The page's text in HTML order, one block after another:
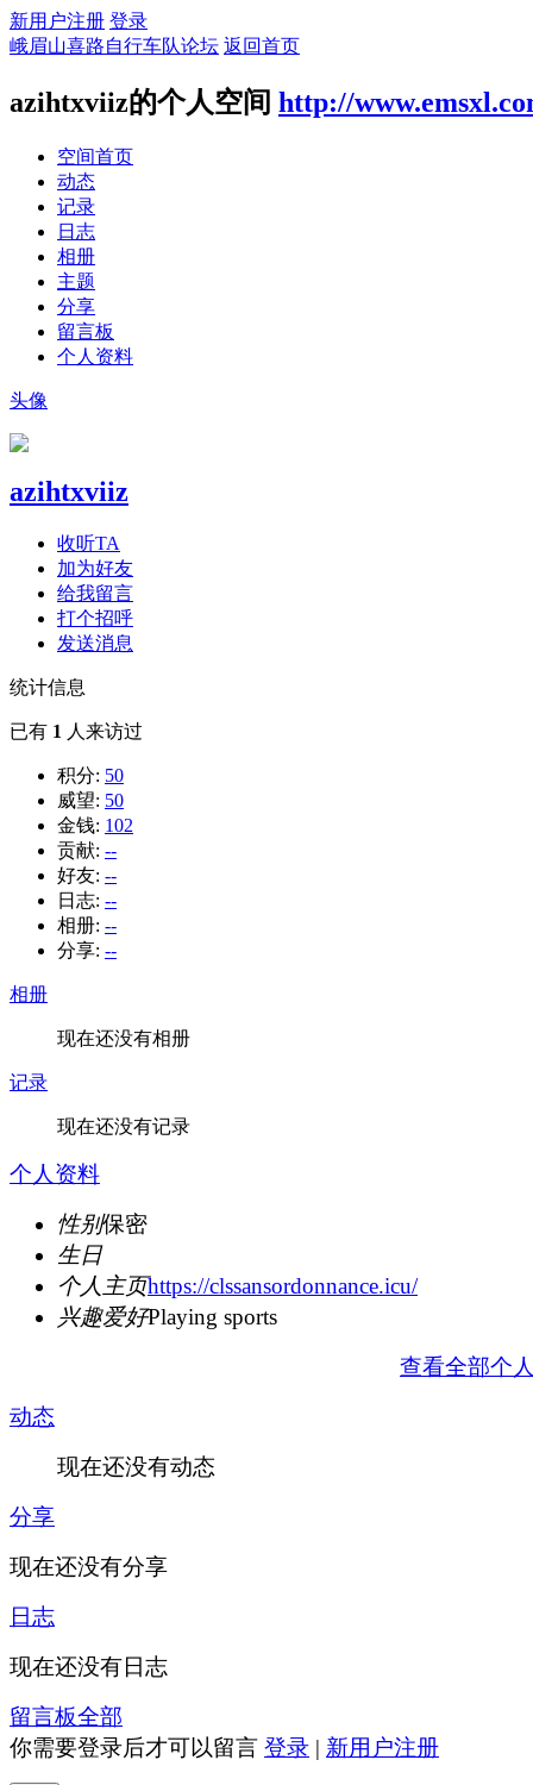
新用户注册 登录
峨眉山喜路自行车队论坛 返回首页
azihtxviiz的个人空间 http://
空间首页
动态
记录
日志
相册
主题
分享
留言板
个人资料
头像
azihtxviiz
收听TA
加为好友
给我留言
打个招呼
发送消息
统计信息
已有 1 人来访过
积分: 50
威望: 50
金钱: 102
贡献: --
好友: --
日志: --
相册: --
分享: --
相册
现在还没有相册
记录
现在还没有记录
个人资料
性别保密
生日
个人主页https://clssansordonnance.icu/
兴趣爱好Playing sports
查看全部个
动态
现在还没有动态
分享
现在还没有分享
日志
现在还没有日志
留言板全部
你需要登录后才可以留言 登录 | 新用户注册